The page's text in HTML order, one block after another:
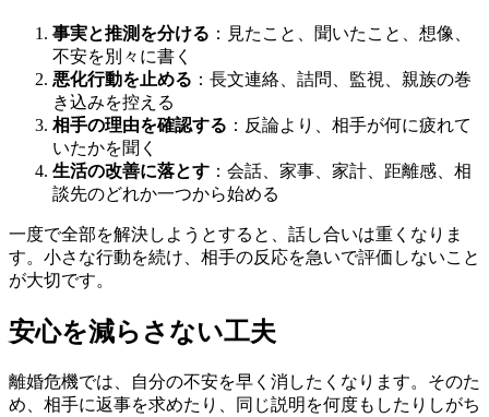
事実と推測を分ける ：見たこと、聞いたこと、想像、
不安を別々に書く
悪化行動を止める ：長文連絡、詰問、監視、親族の巻
き込みを控える
相手の理由を確認する ：反論より、相手が何に疲れて
いたかを聞く
生活の改善に落とす ：会話、家事、家計、距離感、相
談先のどれか一つから始める
一度で全部を解決しようとすると、話し合いは重くなりま
す。小さな行動を続け、相手の反応を急いで評価しないこと
が大切です。
安心を減らさない工夫
離婚危機では、自分の不安を早く消したくなります。そのた
め、相手に返事を求めたり、同じ説明を何度もしたりしがち